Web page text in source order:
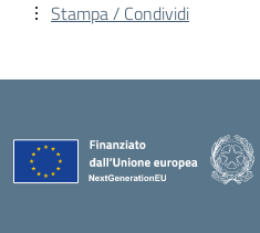
Stampa / Condividi